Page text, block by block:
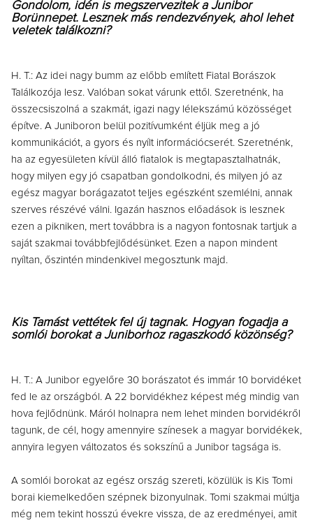
Gondolom, idén is megszervezitek a Junibor
Borünnepet. Lesznek más rendezvények, ahol lehet
veletek találkozni?
H. T.: Az idei nagy bumm az előbb említett Fiatal Borászok
Találkozója lesz. Valóban sokat várunk ettől. Szeretnénk, ha
összecsiszolná a szakmát, igazi nagy lélekszámú közösséget
építve. A Juniboron belül pozitívumként éljük meg a jó
kommunikációt, a gyors és nyílt információcserét. Szeretnénk,
ha az egyesületen kívül álló fiatalok is megtapasztalhatnák,
hogy milyen egy jó csapatban gondolkodni, és milyen jó az
egész magyar borágazatot teljes egészként szemlélni, annak
szerves részévé válni. Igazán hasznos előadások is lesznek
ezen a pikniken, mert továbbra is a nagyon fontosnak tartjuk a
saját szakmai továbbfejlődésünket. Ezen a napon mindent
nyíltan, őszintén mindenkivel megosztunk majd.
Kis Tamást vettétek fel új tagnak. Hogyan fogadja a
somlói borokat a Juniborhoz ragaszkodó közönség?
H. T.: A Junibor egyelőre 30 borászatot és immár 10 borvidéket
fed le az országból. A 22 borvidékhez képest még mindig van
hova fejlődnünk. Máról holnapra nem lehet minden borvidékről
tagunk, de cél, hogy amennyire színesek a magyar borvidékek,
annyira legyen változatos és sokszínű a Junibor tagsága is.
A somlói borokat az egész ország szereti, közülük is Kis Tomi
borai kiemelkedően szépnek bizonyulnak. Tomi szakmai múltja
még nem tekint hosszú évekre vissza, de az eredményei, amit